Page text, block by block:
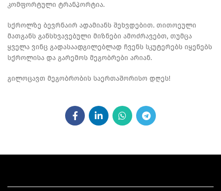
კომფორტული ტრანპორტია.
სქროლზე ბევრნაირ ადამიანს შეხვდებით. თითოეული
მათგანს განსხვავებული მიზნები ამოძრავებთ, თუმცა
ყველა ვინც გადასაადგილებლად ჩვენს სკუტერებს იყენებს
სქროლისა და გარემოს მეგობრები არიან.
გილოცავთ მეგობრობის საერთაშორისო დღეს!